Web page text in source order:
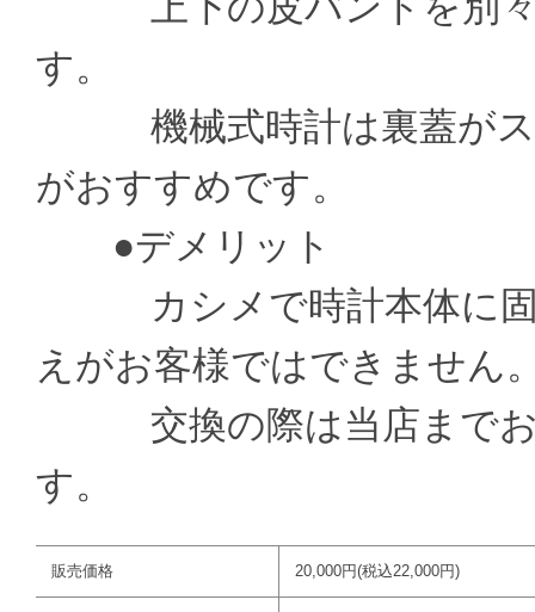
す。
機械式時計は裏蓋がス
がおすすめです。
●デメリット
カシメで時計本体に固
えがお客様ではできません
交換の際は当店までお
す。
販売価格 20,000円(税込22,000円)